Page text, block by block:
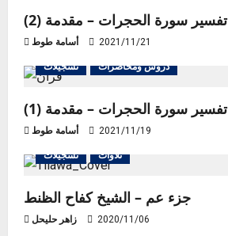
i
g
a
t
i
o
n
تفسير سورة الحجرات – مقدمة (2)
أسامة طوط 2021/11/21
تسجيلات دروس ومحاضرات
تفسير سورة الحجرات – مقدمة (1)
أسامة طوط 2021/11/19
تسجيلات تلاوات
جزء عم – الشيخ كفاح الظنط
زاهر حليحل 2020/11/06